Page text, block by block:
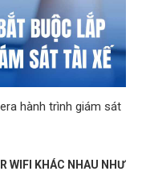
hành trình giám sát
WIFI KHÁC NHAU NHƯ